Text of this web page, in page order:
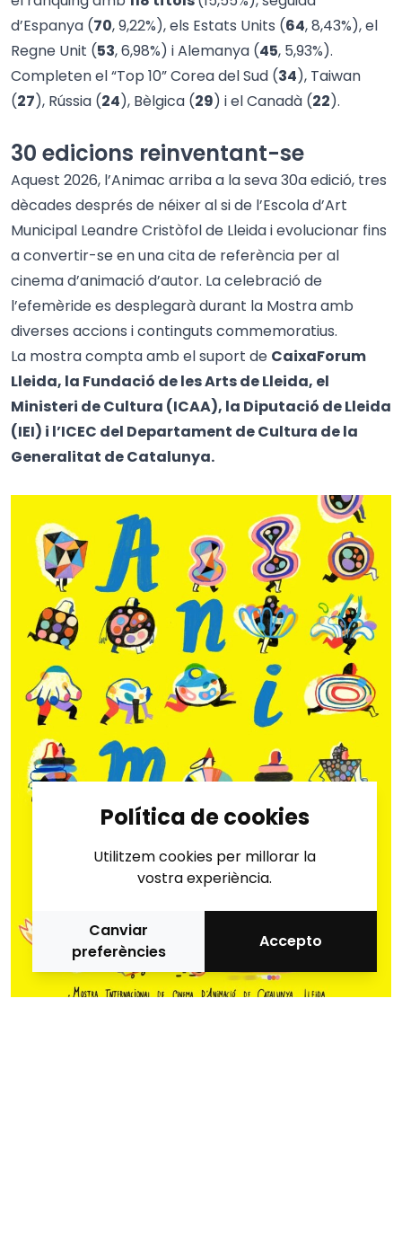
d’Espanya (70, 9,22%), els Estats Units (64, 8,43%), el
Regne Unit (53, 6,98%) i Alemanya (45, 5,93%).
Completen el “Top 10” Corea del Sud (34), Taiwan
(27), Rússia (24), Bèlgica (29) i el Canadà (22).
30 edicions reinventant-se
Aquest 2026, l’Animac arriba a la seva 30a edició, tres
dècades després de néixer al si de l’Escola d’Art
Municipal Leandre Cristòfol de Lleida i evolucionar fins
a convertir-se en una cita de referència per al
cinema d’animació d’autor. La celebració de
l’efemèride es desplegarà durant la Mostra amb
diverses accions i continguts commemoratius.
La mostra compta amb el suport de CaixaForum
Lleida, la Fundació de les Arts de Lleida, el
Ministeri de Cultura (ICAA), la Diputació de Lleida
(IEI) i l’ICEC del Departament de Cultura de la
Generalitat de Catalunya.
Política de cookies
Utilitzem cookies per millorar la
vostra experiència.
Canviar
preferències
Accepto